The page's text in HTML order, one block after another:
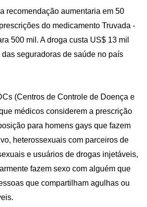
recomendação aumentaria em 50
do medicamento Truvada -
500 mil. A droga custa US$ 13 mil
seguradoras de saúde no país
(Centros de Controle de Doença e
médicos considerem a prescrição
para homens gays que fazem
heterossexuais com parceiros de
e usuários de drogas injetáveis,
fazem sexo com alguém que
que compartilham agulhas ou